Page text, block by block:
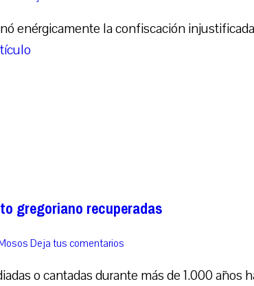
enérgicamente la confiscación
gregoriano recuperadas
Deja tus comentarios
o cantadas durante más de 1.000 años